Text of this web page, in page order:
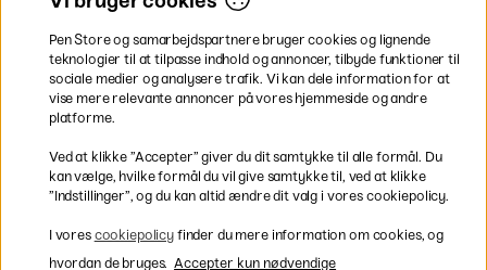
EU
* Specifikkefragtvilkår gælder for
voluminøse varer.
Hurtig levering til hele Danmark
Pen Store og samarbejdspartnere bruger cookies og lignende
teknologier til at tilpasse indhold og annoncer, tilbyde funktioner til
sociale medier og analysere trafik. Vi kan dele information for at
vise mere relevante annoncer på vores hjemmeside og andre
platforme.
Ved at klikke ”Accepter” giver du dit samtykke til alle formål. Du
kan vælge, hvilke formål du vil give samtykke til, ved at klikke
”Indstillinger”, og du kan altid ændre dit valg i vores cookiepolicy.
I vores cookiepolicyfinder du mere information om cookies, og
hvordan de bruges. Accepter kun nødvendige